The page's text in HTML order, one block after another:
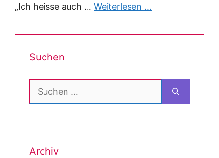
„Ich heisse auch … Weiterlesen …
Suchen
Suchen
nach:
Archiv